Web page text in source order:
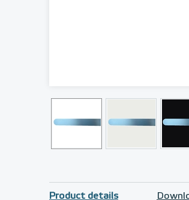
Product details